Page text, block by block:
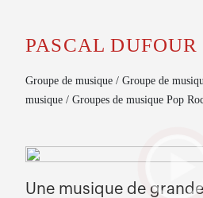
PASCAL DUFOUR
Groupe de musique / Groupe de
musique / Groupes de musique Pop
Une musique de